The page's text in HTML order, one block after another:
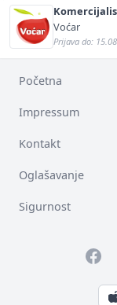
Voćar
Prijava do:
Početna
Impressum
Kontakt
Oglašavanje
Sigurnost